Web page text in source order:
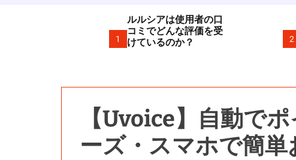
1
ルルシアは使用者の口
コミでどんな評価を受
けているのか？
2
【Uvoice】自動で
ーズ・スマホで簡単